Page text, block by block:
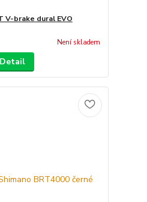
V-brake dural EVO
Není skladem
Detail